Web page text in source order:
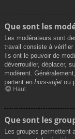
Que sont les
Les modérateurs sont
travail consiste à vérifier
Ils ont le pouvoir de
déverrouiller, déplacer,
modèrent.
partent en hors-sujet ou
Haut
Que sont les
Les groupes permettent